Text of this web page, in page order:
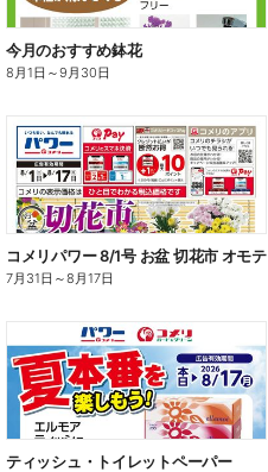
今月のおすすめ鉢花
8月1日 ～9月30日
コメリパワー 8/1号 お盆 切花市 オモテ
7月31日 ～8月17日
ティッシュ・トイレットペーパー